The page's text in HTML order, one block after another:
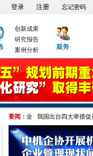
忘记密码
创新成果
研究报告
案例分析
要闻：
我国出台四大举措促进制造业稳